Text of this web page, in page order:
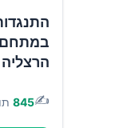
במתחם
הרצליה
✍️
845